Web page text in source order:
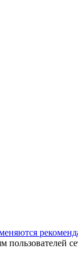
пользователей